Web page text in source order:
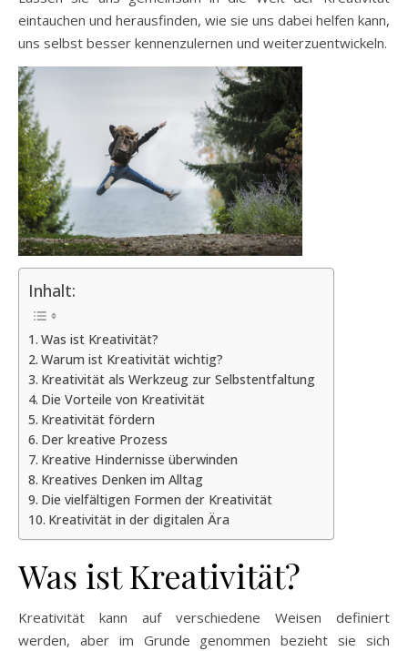
eintauchen und herausfinden, wie sie uns dabei helfen kann,
uns selbst besser kennenzulernen und weiterzuentwickeln.
Inhalt:
Was ist Kreativität?
Warum ist Kreativität wichtig?
Kreativität als Werkzeug zur Selbstentfaltung
Die Vorteile von Kreativität
Kreativität fördern
Der kreative Prozess
Kreative Hindernisse überwinden
Kreatives Denken im Alltag
Die vielfältigen Formen der Kreativität
Kreativität in der digitalen Ära
Was ist Kreativität?
Kreativität kann auf verschiedene Weisen definiert
werden, aber im Grunde genommen bezieht sie sich